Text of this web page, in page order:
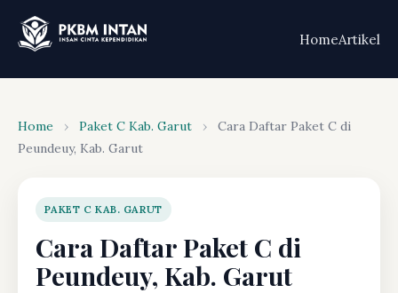
HomeArtikel
Home › Paket C Kab. Garut ›
Cara Daftar Paket C di
Peundeuy, Kab. Garut
PAKET C KAB. GARUT
Cara Daftar Paket C di
Peundeuy, Kab. Garut